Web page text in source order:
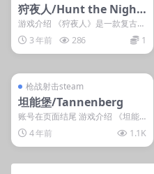
狩夜人/Hunt the Night-
离线
游戏介绍 《狩夜人》是一款复古风
动作冒险游戏，兼具快节奏、重技
巧的玩法与深邃的暗...
3 年前 286 1
枪战射击steam
坦能堡/Tannenberg
账号在页面结尾 游戏介绍 《坦能
堡》是由M2H Blackmill Games
制...4 年前 1.1K